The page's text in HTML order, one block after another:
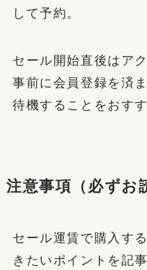
して予約。
セール開始直後はア
事前に会員登録を済
待機することをおす
注意事項（必ずお
セール運賃で購入す
きたいポイントを記